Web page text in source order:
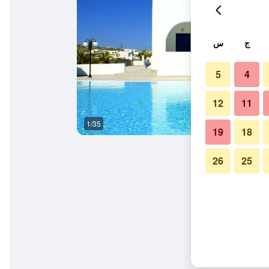
1/35
ج س
4
5
11
12
18
19
25
26